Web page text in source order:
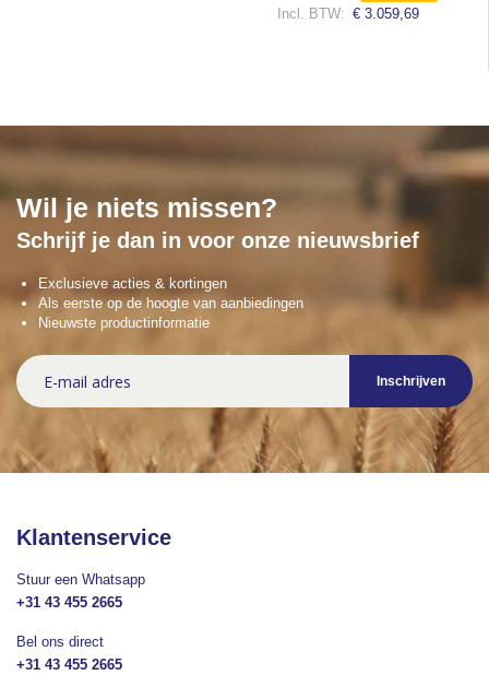
€ 3.059,69
Wil je niets missen?
Schrijf je dan in voor onze nieuwsbrief
Exclusieve acties & kortingen
Als eerste op de hoogte van aanbiedingen
Nieuwste productinformatie
Abonneer
u
op
Inschrijven
Klantenservice
Stuur een Whatsapp
+31 43 455 2665
Bel ons direct
+31 43 455 2665